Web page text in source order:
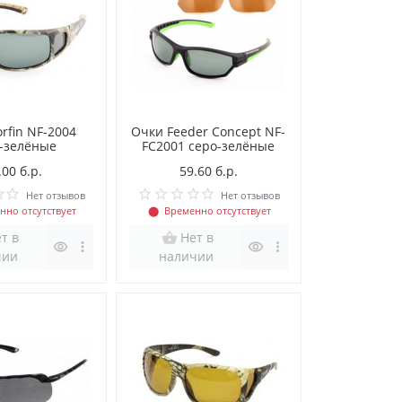
NF-2004
зелёные
б.р.
Нет отзывов
отсутствует
в
Очки Feeder Concept NF-
FC2001 серо-зелёные
59.60 б.р.
Нет отзывов
⬤ Временно отсутствует
Нет в
наличии